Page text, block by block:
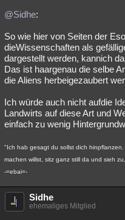
@Sidhe:
So wie hier von Seiten der
dieWissenschaften als
dargestellt werden, kannich
Das ist haargenau die selbe
die Aliens herbeigezaubert
Ich würde auch nicht aufdie
Landwirts auf diese Art und
einfach zu wenig
"Ich hab gesagt du sollst dich
machen willst, sitz ganz still da und sieh
-=ebai=-
Sidhe
ehemaliges Mitglied